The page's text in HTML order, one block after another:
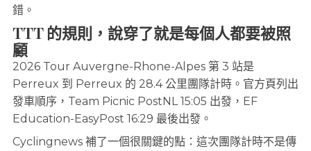
錯。
TTT 的規則，說穿了就是每個人都要被照
顧
2026 Tour Auvergne-Rhone-Alpes 第 3 站是
Perreux 到 Perreux 的 28.4 公里團隊計時。官方頁列出
發車順序，Team Picnic PostNL 15:05 出發，EF
Education-EasyPost 16:29 最後出發。
Cyclingnews 補了一個很關鍵的點：這次團隊計時不是傳